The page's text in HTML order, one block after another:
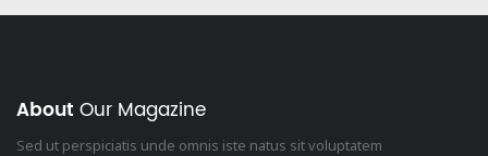
About Our Magazine
Sed ut perspiciatis unde omnis iste natus sit voluptatem